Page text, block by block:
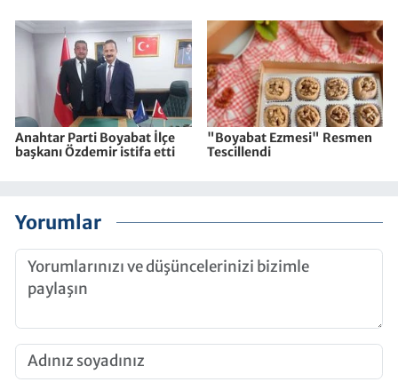
Anahtar Parti Boyabat İlçe
başkanı Özdemir istifa etti
"Boyabat Ezmesi" Resmen
Tescillendi
Yorumlar